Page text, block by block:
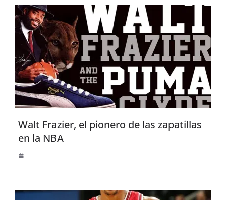
Walt Frazier, el pionero de las zapatillas
en la NBA